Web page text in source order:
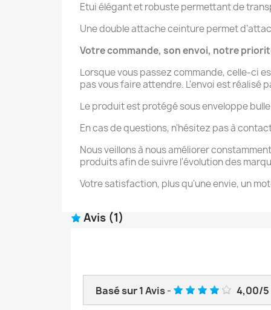
Etui élégant et robuste permettant de
Une double attache ceinture permet
Votre commande, son envoi, notre
Lorsque vous passez commande, celle-ci
pas vous faire attendre. L'envoi est réalisé
Le produit est protégé sous enveloppe
En cas de questions, n'hésitez pas à
Nous veillons à nous améliorer
produits afin de suivre l'évolution des
Votre satisfaction, plus qu'une envie, un
Avis (1)
Basé sur1Avis- 4,00/5